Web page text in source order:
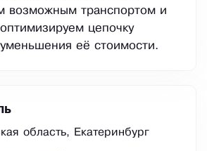
возможным транспортом и
цепочку
её стоимости.
область, Екатеринбург